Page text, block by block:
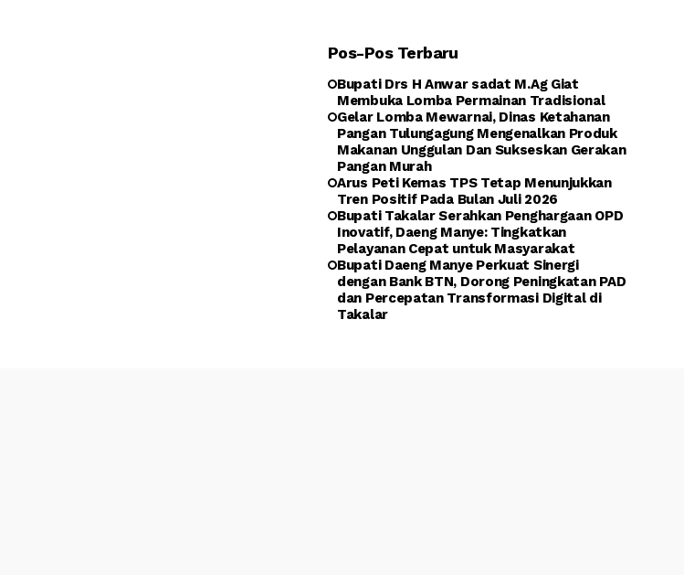
Pos-Pos Terbaru
Bupati Drs H Anwar sadat M.Ag Giat
Membuka Lomba Permainan Tradisional
Gelar Lomba Mewarnai, Dinas Ketahanan
Pangan Tulungagung Mengenalkan Produk
Makanan Unggulan Dan Sukseskan Gerakan
Pangan Murah
Arus Peti Kemas TPS Tetap Menunjukkan
Tren Positif Pada Bulan Juli 2026
Bupati Takalar Serahkan Penghargaan OPD
Inovatif, Daeng Manye: Tingkatkan
Pelayanan Cepat untuk Masyarakat
Bupati Daeng Manye Perkuat Sinergi
dengan Bank BTN, Dorong Peningkatan PAD
dan Percepatan Transformasi Digital di
Takalar